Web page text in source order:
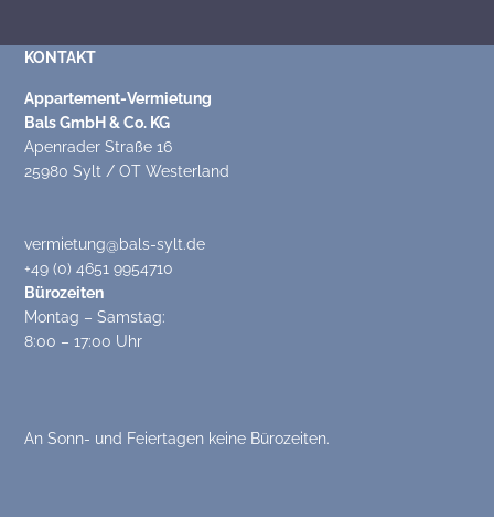
KONTAKT
Appartement-Vermietung
Bals GmbH & Co. KG
Apenrader Straße 16
25980 Sylt / OT Westerland
vermietung@bals-sylt.de
+49 (0) 4651 9954710
Bürozeiten
Montag – Samstag:
8:00 – 17:00 Uhr
An Sonn- und Feiertagen keine Bürozeiten.